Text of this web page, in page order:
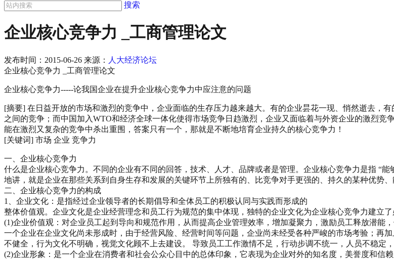
搜索
企业核心竞争力 _工商管理论文
发布时间： 2015-06-26 来源： 人大经济论坛
企业核心竞争力 _工商管理论文
企业核心竞争力-----论我国企业在提升企业核心竞争力中应注意的问题
[摘要] 在日益开放的市场和激烈的竞争中，企业面临的生存压力越来越大。有的企业昙花一现、悄然逝去，
之间的竞争；而中国加入WTO和经济全球一体化使得市场竞争日趋激烈，企业又面临着与外资企业的激烈
能在激烈又复杂的竞争中杀出重围，答案只有一个，那就是不断地培育企业持久的核心竞争力！
[关键词] 市场 企业 竞争力
一、企业核心竞争力
什么是企业核心竞争力。不同的企业有不同的回答，技术、人才、品牌或者是管理。企业核心竞争力是指 “
地讲，就是企业在那些关系到自身生存和发展的关键环节上所独有的、比竞争对手更强的、持久的某种优势、
二、企业核心竞争力的构成
1、企业文化：是指经过企业领导者的长期倡导和全体员工的积极认同与实践而形成的
整体价值观。企业文化是企业经营理念和员工行为规范的集中体现，独特的企业文化为企业核心竞争力建立
(1)企业价值观：对企业员工起到导向和规范作用，从而提高企业管理效率，增加凝聚力，激励员工释放潜能
一个企业在企业文化尚未形成时，由于经营风险、经营时间等问题，企业尚未经受各种严峻的市场考验；再
不健全，行为文化不明确，视觉文化顾不上去建设。 导致员工工作激情不足，行动步调不统一，人员不稳定
(2)企业形象：是一个企业在消费者和社会公众心目中的总体印象，它表现为企业对外的知名度，美誉度和信